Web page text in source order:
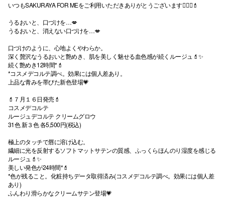
いつもSAKURAYA FOR MEをご利用いただきありがとうございます💁🏻‍♀️💄
うるおいと、口づけを…💋
うるおいと、消えない口づけを…💋
口づけのように、心地よくやわらか。
深く贅沢なうるおいと艶めき、肌を美しく魅せる血色感が続くルージュ💄✨
続く艶めき12時間*💄
*コスメデコルテ調べ。効果には個人差あり。
上品な青みを帯びた新色登場💗
💄７月１６日発売💄
コスメデコルテ
ルージュデコルテ クリームグロウ
31色 新３色 各5,500円(税込)
極上のタッチで唇に溶け込む。
繊細に光を反射するソフトマットサテンの質感、ふっくらほんのり湿度を感じる
ルージュ💄✨
美しい発色が24時間*💄
*色が残ること。化粧持ちデータ取得済み(コスメデコルテ調べ。効果には個人差
あり)
ふんわり滑らかなクリームサテン登場💗